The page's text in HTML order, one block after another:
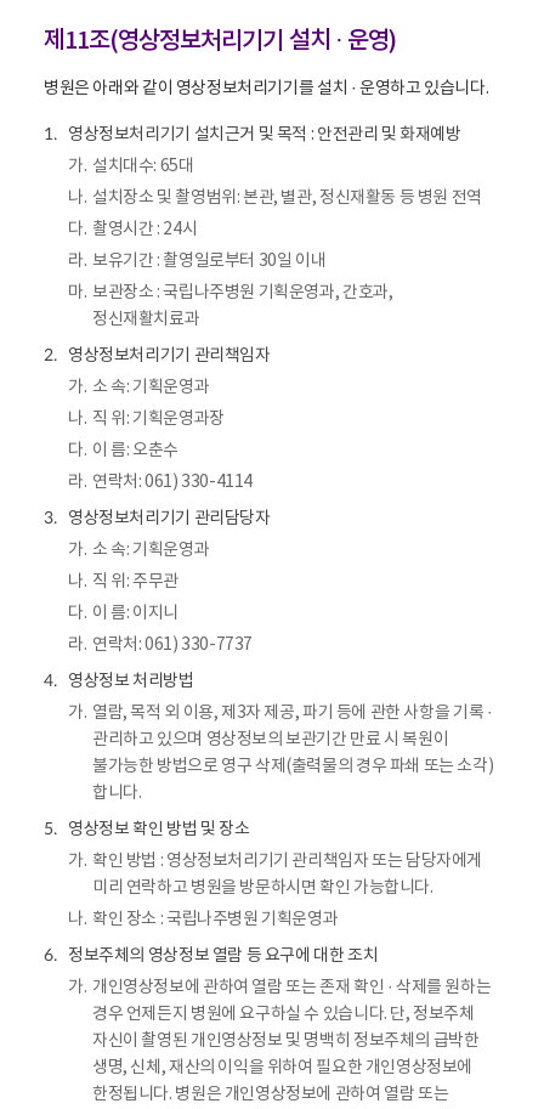
제11조(영상정보처리기기 설치 · 운영)
병원은 아래와 같이 영상정보처리기기를 설치 · 운영하고 있습니다.
1.
영상정보처리기기 설치근거 및 목적 : 안전관리 및 화재예방
가. 설치대수: 65대
나. 설치장소 및 촬영범위: 본관, 별관, 정신재활동 등 병원 전역
다. 촬영시간 : 24시
라. 보유기간 : 촬영일로부터 30일 이내
마. 보관장소 : 국립나주병원 기획운영과, 간호과,
정신재활치료과
2.
영상정보처리기기 관리책임자
가. 소 속: 기획운영과
나. 직 위: 기획운영과장
다. 이 름: 오춘수
라. 연락처: 061) 330-4114
3.
영상정보처리기기 관리담당자
가. 소 속: 기획운영과
나. 직 위: 주무관
다. 이 름: 이지니
라. 연락처: 061) 330-7737
4.
영상정보 처리방법
가. 열람, 목적 외 이용, 제3자 제공, 파기 등에 관한 사항을 기록 ·
관리하고 있으며 영상정보의 보관기간 만료 시 복원이
불가능한 방법으로 영구 삭제(출력물의 경우 파쇄 또는 소각)
합니다.
5.
영상정보 확인 방법 및 장소
가. 확인 방법 : 영상정보처리기기 관리책임자 또는 담당자에게
미리 연락하고 병원을 방문하시면 확인 가능합니다.
나. 확인 장소 : 국립나주병원 기획운영과
6.
정보주체의 영상정보 열람 등 요구에 대한 조치
가. 개인영상정보에 관하여 열람 또는 존재 확인 · 삭제를 원하는
경우 언제든지 병원에 요구하실 수 있습니다. 단, 정보주체
자신이 촬영된 개인영상정보 및 명백히 정보주체의 급박한
생명, 신체, 재산의 이익을 위하여 필요한 개인영상정보에
한정됩니다. 병원은 개인영상정보에 관하여 열람 또는